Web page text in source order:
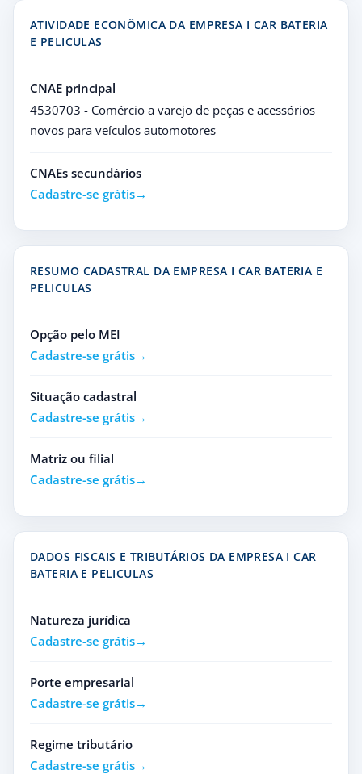
ATIVIDADE ECONÔMICA DA EMPRESA I CAR BATERIA
E PELICULAS
CNAE principal
4530703 - Comércio a varejo de peças e acessórios
novos para veículos automotores
CNAEs secundários
Cadastre-se grátis
RESUMO CADASTRAL DA EMPRESA I CAR BATERIA E
PELICULAS
Opção pelo MEI
Cadastre-se grátis
Situação cadastral
Cadastre-se grátis
Matriz ou filial
Cadastre-se grátis
DADOS FISCAIS E TRIBUTÁRIOS DA EMPRESA I CAR
BATERIA E PELICULAS
Natureza jurídica
Cadastre-se grátis
Porte empresarial
Cadastre-se grátis
Regime tributário
Cadastre-se grátis